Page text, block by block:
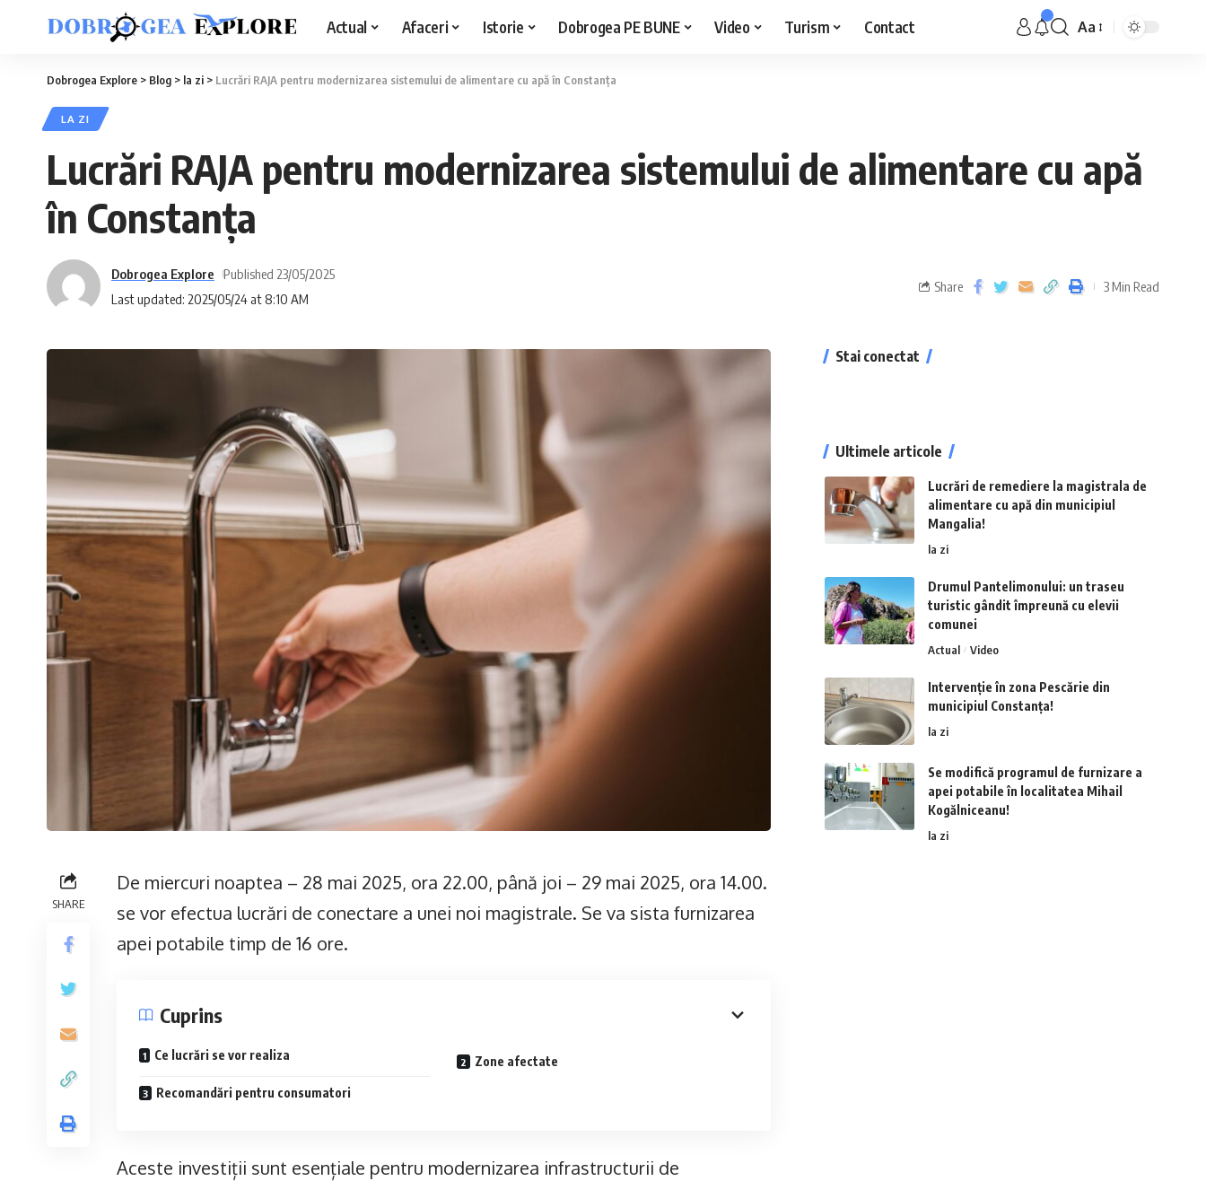
Actual Afaceri Istorie Dobrogea PE BUNE Video Turism Contact Aa
Dobrogea Explore > Blog > la zi > Lucrări RAJA pentru modernizarea sistemului de alimentare cu apă în Constanța
LA ZI
Lucrări RAJA pentru modernizarea sistemului de alimentare cu apă
în Constanța
Last updated: 2025/05/24 at 8:10 AM
Dobrogea Explore Published 23/05/2025
Share 3 Min Read
SHARE
De miercuri noaptea – 28 mai 2025, ora 22.00, până joi – 29 mai 2025, ora 14.00.
se vor efectua lucrări de conectare a unei noi magistrale. Se va sista furnizarea
apei potabile timp de 16 ore.
Cuprins
Ce lucrări se vor realiza Zone afectate
Recomandări pentru consumatori
Aceste investiții sunt esențiale pentru modernizarea infrastructurii de
Stai conectat
Ultimele articole
Lucrări de remediere la magistrala de
alimentare cu apă din municipiul
Mangalia!
la zi
Drumul Pantelimonului: un traseu
turistic gândit împreună cu elevii
comunei
Actual Video
Intervenție în zona Pescărie din
municipiul Constanța!
la zi
Se modifică programul de furnizare a
apei potabile în localitatea Mihail
Kogălniceanu!
la zi